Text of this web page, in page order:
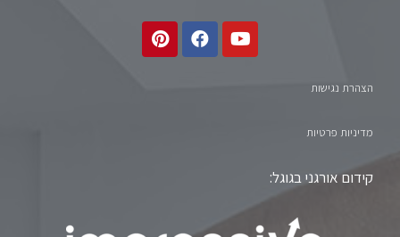
הצהרת נגישות
מדיניות פרטיות
קידום אורגני בגוגל: